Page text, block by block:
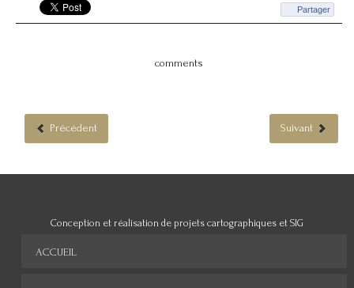
Partager
comments
Précédent Suivant
Conception et réalisation de projets cartographiques et SIG
ACCUEIL